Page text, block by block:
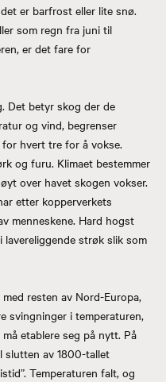
er barfrost eller lite snø.
som regn fra juni til
er det fare for
Det betyr skog der de
og vind, begrenser
hvert tre for å vokse.
og furu. Klimaet bestemmer
over havet skogen vokser.
etter kopperverkets
menneskene. Hard hogst
strøk slik som
resten av Nord-Europa,
svingninger i temperaturen,
etablere seg på nytt. På
slutten av 1800-tallet
Temperaturen falt, og